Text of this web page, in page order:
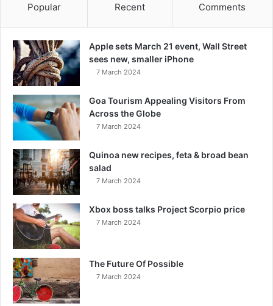
Popular Recent Comments
Apple sets March 21 event, Wall Street
sees new, smaller iPhone
7 March 2024
Goa Tourism Appealing Visitors From
Across the Globe
7 March 2024
Quinoa new recipes, feta & broad bean
salad
7 March 2024
Xbox boss talks Project Scorpio price
7 March 2024
The Future Of Possible
7 March 2024